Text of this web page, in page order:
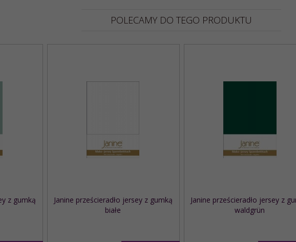
POLECAMY DO TEGO PRODUKTU
z gumką
Janine prześcieradło jersey z gumką
białe
Janine prześcieradło jersey z
waldgrün